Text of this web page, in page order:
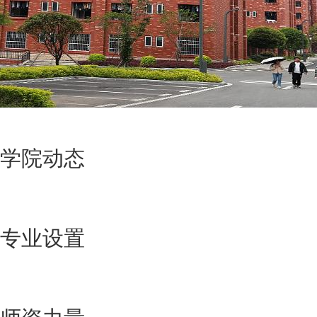
学院动态
专业设置